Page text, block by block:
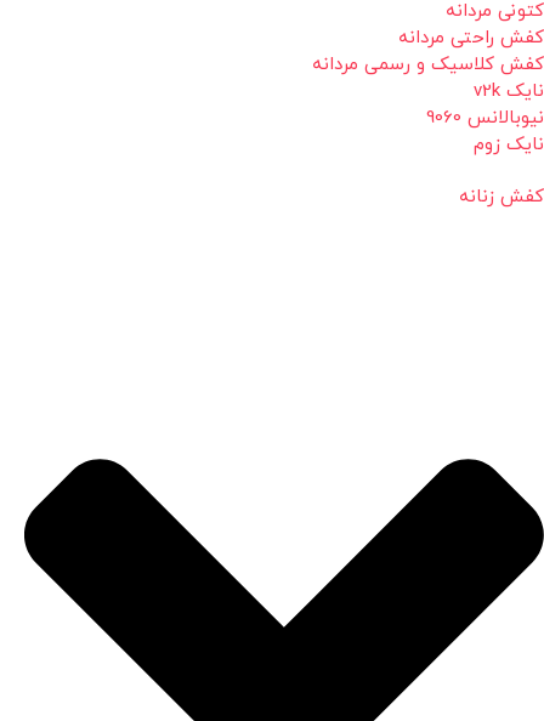
کتونی مردانه
کفش راحتی مردانه
کفش کلاسیک و رسمی مردانه
نایک v2k
نیوبالانس 9060
نایک زوم
کفش زنانه